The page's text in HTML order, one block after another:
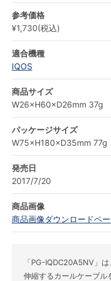
参考価格
¥1,730(税込)
適合機種
IQOS
商品サイズ
W26×H60×D26mm 37g
パッケージサイズ
W75×H180×D35mm 77g
発売日
2017/7/20
商品画像
商品画像ダウンロードペ
「PG-IQDC20A5NV」
伸縮するカールケーブル